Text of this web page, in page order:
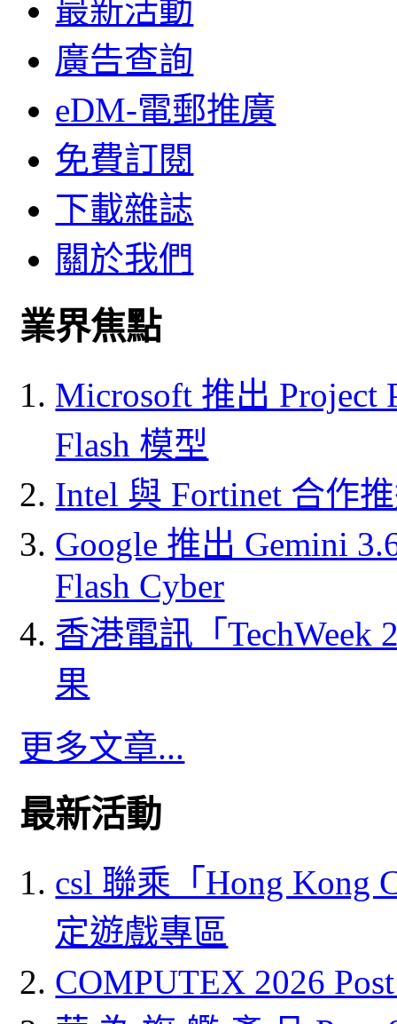
最新活動
廣告查詢
eDM-電郵推廣
免費訂閱
下載雜誌
關於我們
業界焦點
Microsoft 推出 Project
Flash 模型
Intel 與 Fortinet 合作
Google 推出 Gemini
Flash Cyber
香港電訊「
果
更多文章...
最新活動
csl 聯乘「Hong Kong
定遊戲專區
COMPUTEX 2026